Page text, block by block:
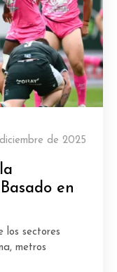
diciembre de 2025
en
los sectores
metros